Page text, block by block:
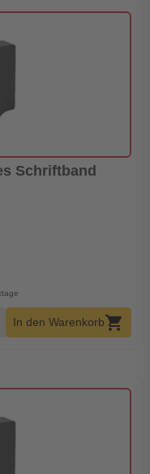
Schriftband
Menge
In den Warenkorbshopping_cart